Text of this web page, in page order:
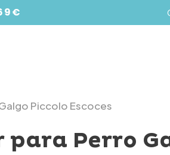
Piccolo Escoces
para Perro